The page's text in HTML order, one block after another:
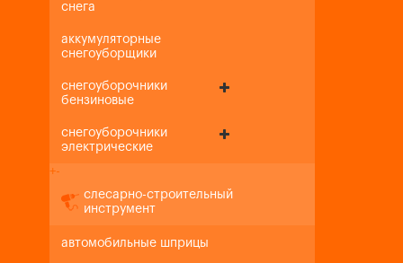
снега
аккумуляторные
снегоуборщики
снегоуборочники
бензиновые
снегоуборочники
электрические
+-
слесарно-строительный
инструмент
автомобильные шприцы